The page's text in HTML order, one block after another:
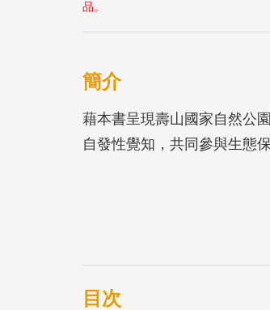
品。
簡介
藉本書呈現壽山國家自然公
自發性覺知，共同參與生態
目次